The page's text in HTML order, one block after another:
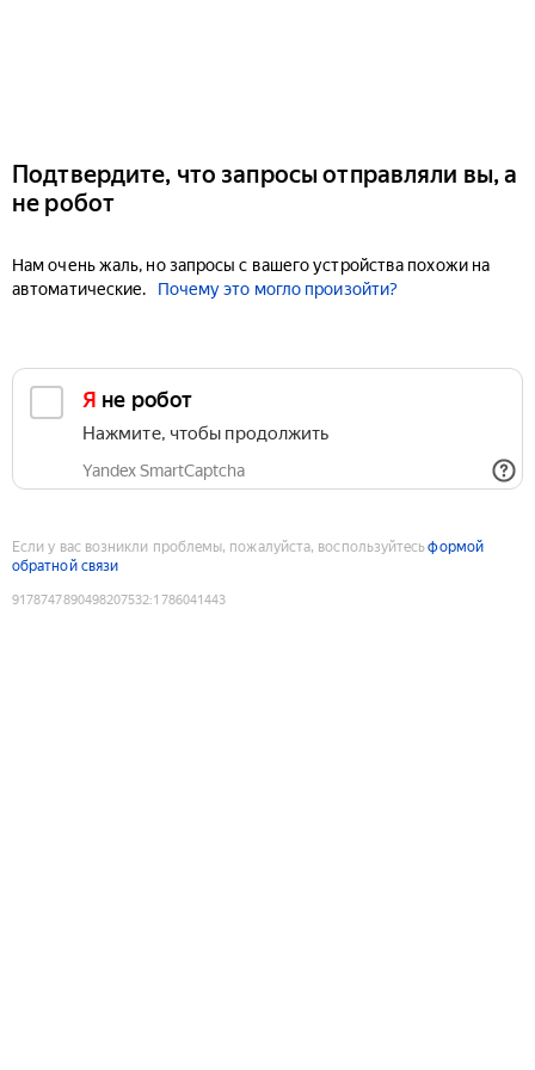
Подтвердите, что запросы отправляли вы, а
не робот
Нам очень жаль, но запросы с вашего устройства похожи на
автоматические.
Почему это могло произойти?
Я не робот
Нажмите, чтобы продолжить
Yandex SmartCaptcha
Если у вас возникли проблемы, пожалуйста, воспользуйтесьформой
обратной связи
9178747890498207532:1786041443